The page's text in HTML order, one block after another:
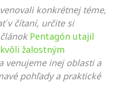
konkrétnej téme,
v čítaní, určite si
Pentagón utajil
žalostným
venujeme inej oblasti a
pohľady a praktické